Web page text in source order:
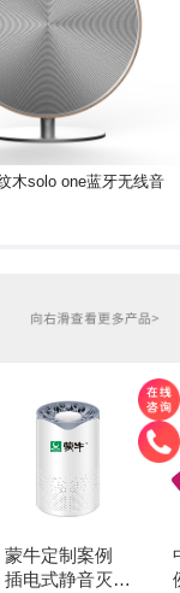
木solo one蓝牙无线音
蒙牛定制案例
插电式静音灭蚊
例